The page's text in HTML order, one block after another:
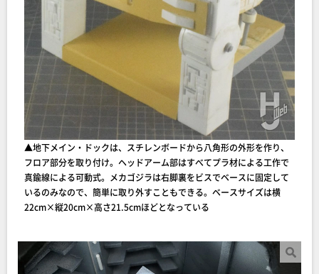
▲地下メイン・ドックは、スチレンボードから八角形の外形を作り、
フロア部分を取り付け。ヘッドアーム部はすべてプラ材による工作で
真鍮線による可動式。メカゴジラは右脚裏をビスでベースに固定して
いるのみなので、簡単に取り外すこともできる。ベースサイズは横
22cm×縦20cm×高さ21.5cmほどとなっている